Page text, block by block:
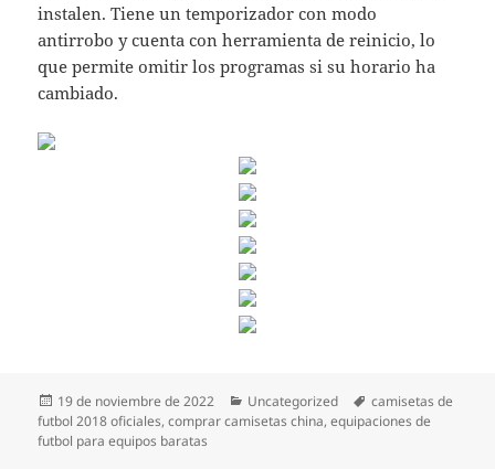
instalen. Tiene un temporizador con modo
antirrobo y cuenta con herramienta de reinicio, lo
que permite omitir los programas si su horario ha
cambiado.
Publicado
el
19 de noviembre de 2022 Categorías
Uncategorized Etiquetas
camisetas de
futbol 2018 oficiales,comprar camisetas china,equipaciones de
futbol para equipos baratas